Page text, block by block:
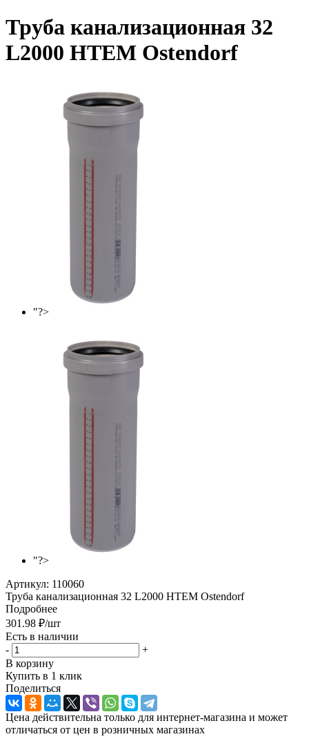
Труба канализационная 32
L2000 HTEM Ostendorf
"?>
"?>
Артикул: 110060
Труба канализационная 32 L2000 HTEM Ostendorf
Подробнее
301.98 ₽/шт
Есть в наличии
-
+
В корзину
Купить в 1 клик
Поделиться
Цена действительна только для интернет-магазина и может
отличаться от цен в розничных магазинах